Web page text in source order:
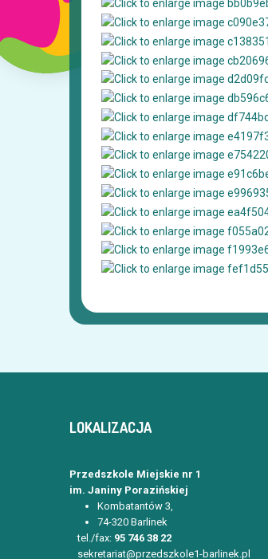
LOKALIZACJA
Przedszkole Miejskie nr 1
im. Janiny Porazińskiej
Kombatantów 3,
74-320 Barlinek
tel./fax: 95 746 38 22
sekretariat@przedszkole1-barlinek.pl